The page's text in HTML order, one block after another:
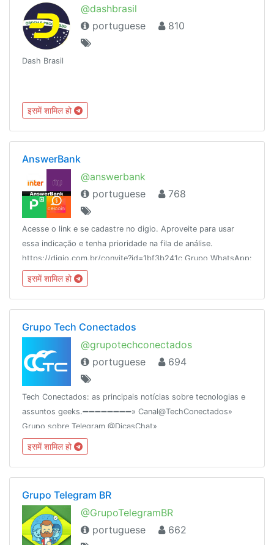
@dashbrasil
portuguese
810
Dash Brasil
इसमें शामिल हो
AnswerBank
@answerbank
portuguese
768
Acesse o link e se cadastre no digio. Aproveite para usar
essa indicação e tenha prioridade na fila de análise.
https://digio.com.br/convite?id=1bf3b241c Grupo WhatsApp:
https://chat.whatsapp.com/DLu1tOKkX3J03B4cInnJP5http://
ZG9W
इसमें शामिल हो
Grupo Tech Conectados
@grupotechconectados
portuguese
694
Tech Conectados: as principais notícias sobre tecnologias e
assuntos geeks.➖➖➖➖➖➖➖➖» Canal@TechConectados»
Grupo sobre Telegram @DicasChat»
Rankingcombot.org/chat/-1001026262621Criado em
18/12/15Baidu.exe
इसमें शामिल हो
Grupo Telegram BR
@GrupoTelegramBR
portuguese
662